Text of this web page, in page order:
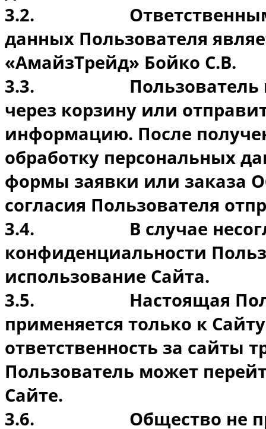
3.2.
данных Пользователя
«АмайзТрейд» Бойко С.В.
3.3.
через корзину или
информацию. После
обработку персональных
формы заявки или заказа
согласия Пользователя
3.4.
В случае
конфиденциальности
использование Сайта.
3.5.
Настоящая
применяется только к
ответственность за сайты
Пользователь может
Сайте.
3.6.
Общество не